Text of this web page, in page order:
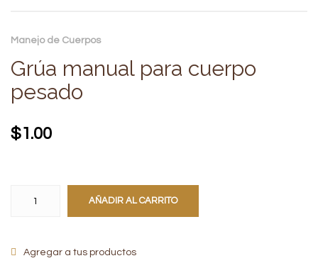
Manejo de Cuerpos
Grúa manual para cuerpo
pesado
$1.00
AÑADIR AL CARRITO
Agregar a tus productos